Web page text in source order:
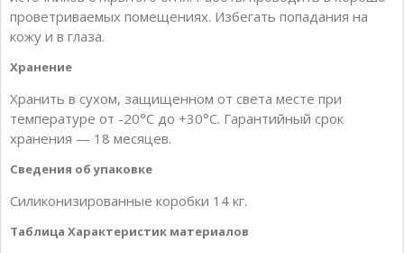
проветриваемых помещениях. Избегать попадания на
кожу и в глаза.
Хранение
Хранить в сухом, защищенном от света месте при
температуре от -20°С до +30°С. Гарантийный срок
хранения — 18 месяцев.
Сведения об упаковке
Силиконизированные коробки 14 кг.
Таблица Характеристик материалов